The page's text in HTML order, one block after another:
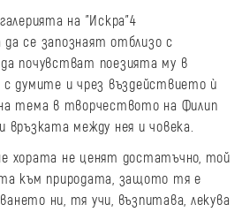
на "Искра"4
се запознаят отблизо с
почувстват поезията му в
думите и чрез въздействието ѝ
тема в творчеството на Филип
връзката между нея и човека.
хората не ценят достатъчно, той
към природата, защото тя е
ни, тя учи, възпитава, лекува